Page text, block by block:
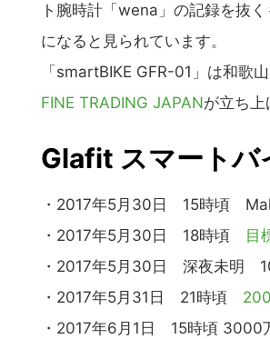
ト腕時計「wena」の記録を抜
になると見られています。
「smartBIKE GFR-01」は和歌
FINE TRADING JAPANが立ち上
Glafit スマート
・2017年5月30日 15時頃
・2017年5月30日 18時頃
目
・2017年5月30日 深夜未明
・2017年5月31日 21時頃
・2017年6月1日 15時頃 3000